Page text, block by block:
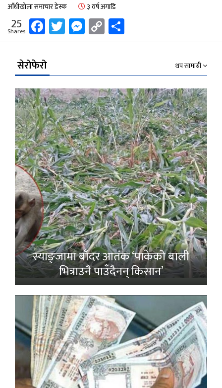
आँधीखोला समाचार डेस्क ३ वर्ष अगाडि
25
Shares Facebook
Twitter
Messenger
Copy
Link
सेरोफेरो थप सामाग्री
स्याङ्जामा बाँदर आतंक ‘पाकेको बाली
भित्राउनै पाउँदैनन् किसान’